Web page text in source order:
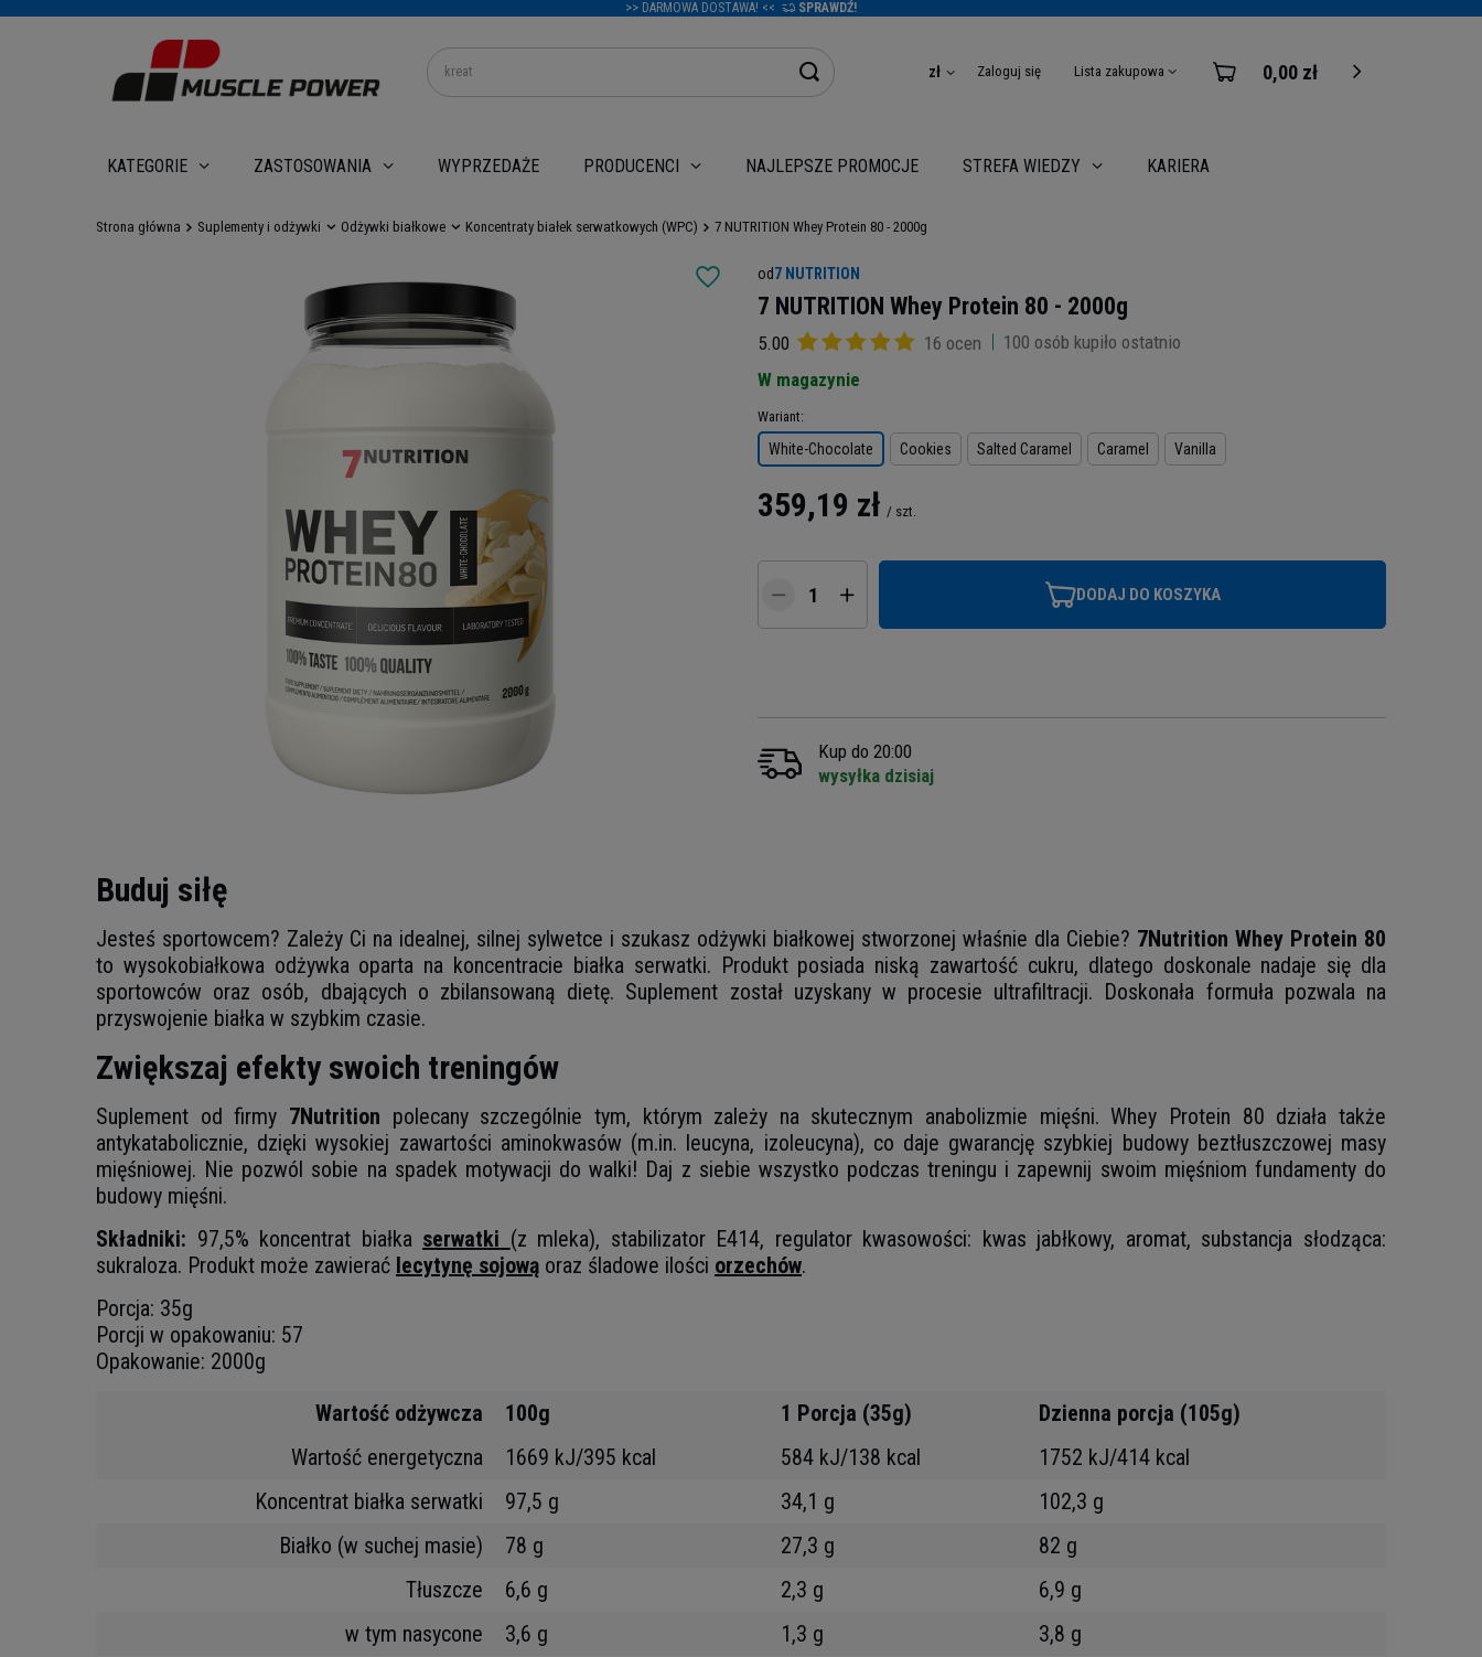
>> DARMOWA DOSTAWA! << SPRAWDŹ!
zł Zaloguj się Lista zakupowa 0,00 zł
KATEGORIE ZASTOSOWANIA WYPRZEDAŻE PRODUCENCI NAJLEPSZE PROMOCJE STREFA WIEDZY KARIERA
Strona główna Suplementy i odżywki Odżywki białkowe Koncentraty białek serwatkowych (WPC) 7 NUTRITION Whey Protein 80 - 2000g
od7 NUTRITION
7 NUTRITION Whey Protein 80 - 2000g
5.00 16 ocen 100 osób kupiło ostatnio
W magazynie
Wariant
White-Chocolate Cookies Salted Caramel Caramel Vanilla
359,19 zł / szt.
DODAJ DO KOSZYKA
Kup do 20:00
wysyłka dzisiaj
Buduj siłę
Jesteś sportowcem? Zależy Ci na idealnej, silnej sylwetce i szukasz odżywki białkowej stworzonej właśnie dla Ciebie? 7Nutrition Whey Protein 80
to wysokobiałkowa odżywka oparta na koncentracie białka serwatki. Produkt posiada niską zawartość cukru, dlatego doskonale nadaje się dla
sportowców oraz osób, dbających o zbilansowaną dietę. Suplement został uzyskany w procesie ultrafiltracji. Doskonała formuła pozwala na
przyswojenie białka w szybkim czasie.
Zwiększaj efekty swoich treningów
Suplement od firmy 7Nutrition polecany szczególnie tym, którym zależy na skutecznym anabolizmie mięśni. Whey Protein 80 działa także
antykatabolicznie, dzięki wysokiej zawartości aminokwasów (m.in. leucyna, izoleucyna), co daje gwarancję szybkiej budowy beztłuszczowej masy
mięśniowej. Nie pozwól sobie na spadek motywacji do walki! Daj z siebie wszystko podczas treningu i zapewnij swoim mięśniom fundamenty do
budowy mięśni.
Składniki: 97,5% koncentrat białka serwatki (z mleka), stabilizator E414, regulator kwasowości: kwas jabłkowy, aromat, substancja słodząca:
sukraloza. Produkt może zawierać lecytynę sojową oraz śladowe ilości orzechów.
Porcja: 35g
Porcji w opakowaniu: 57
Opakowanie: 2000g
Wartość odżywcza
100g 1 Porcja (35g)
Dzienna porcja (105g)
Wartość energetyczna
1669 kJ/395 kcal 584 kJ/138 kcal
1752 kJ/414 kcal
Koncentrat białka serwatki
97,5 g 34,1 g
102,3 g
Białko (w suchej masie)
78 g 27,3 g
82 g
Tłuszcze
6,6 g 2,3 g
6,9 g
w tym nasycone
3,6 g 1,3 g
3,8 g